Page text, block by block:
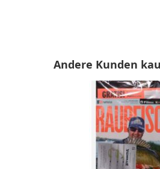
Andere Kunden